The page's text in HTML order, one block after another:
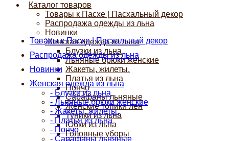
Каталог товаров
Товары к Пасхе | Пасхальный декор
Распродажа одежды из льна
Новинки
Женская одежда из льна
Блузки из льна
Льняные брюки женские
Жакеты, жилеты.
Платья из льна
Пончо
Сарафаны льняные
Женские топики лен
Туники из льна
Юбки из льна
Головные уборы
Товары к Пасхе | Пасхальный декор
Распродажа одежды из льна
Новинки
Женская одежда из льна
- Блузки из льна
- Льняные брюки женские
- Жакеты, жилеты.
- Платья из льна
- Пончо
- Сарафаны льняные